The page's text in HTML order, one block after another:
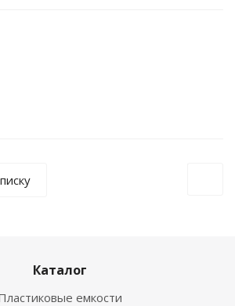
Каталог
емкости